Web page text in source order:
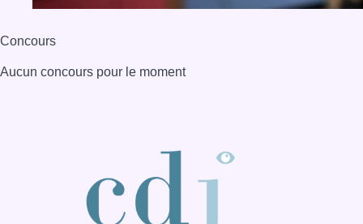
Concours
Aucun concours pour le moment